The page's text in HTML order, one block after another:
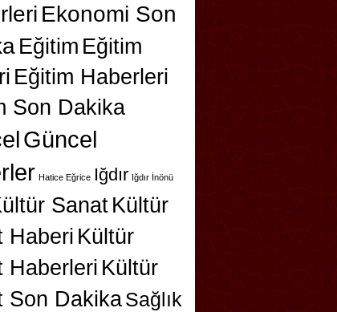
Ekonomi Son
Eğitim Eğitim
Eğitim Haberleri
Son Dakika
Güncel
Hatice Eğrice Iğdır Iğdır İnönü
SanatKültür
Haberi Kültür
Haberleri Kültür
Son DakikaSağlık